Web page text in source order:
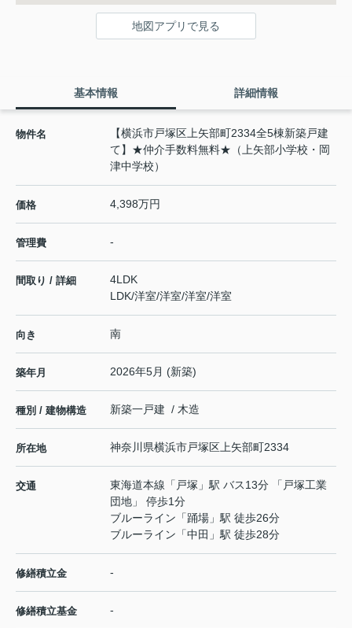
地図アプリで見る
基本情報 詳細情報
物件名
【横浜市戸塚区上矢部町2334全5棟新築戸建
て】★仲介手数料無料★（上矢部小学校・岡
津中学校）
価格 4,398万円
管理費 -
間取り / 詳細
4LDK
LDK/洋室/洋室/洋室/洋室
向き 南
築年月 2026年5月 (新築)
種別 / 建物構造 新築一戸建 / 木造
所在地 神奈川県横浜市戸塚区 上矢部町2334
交通 東海道本線 「 戸塚 」駅 バス13分 「戸塚工業
団地」 停歩1分
ブルーライン 「踊場 」駅 徒歩26分
ブルーライン 「中田 」駅 徒歩28分
修繕積立金 -
修繕積立基金 -